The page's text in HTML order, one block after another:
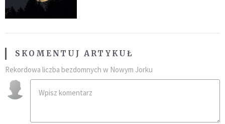
SKOMENTUJ ARTYKUŁ
Rekordowa liczba bezdomnych w Nowym Jorku